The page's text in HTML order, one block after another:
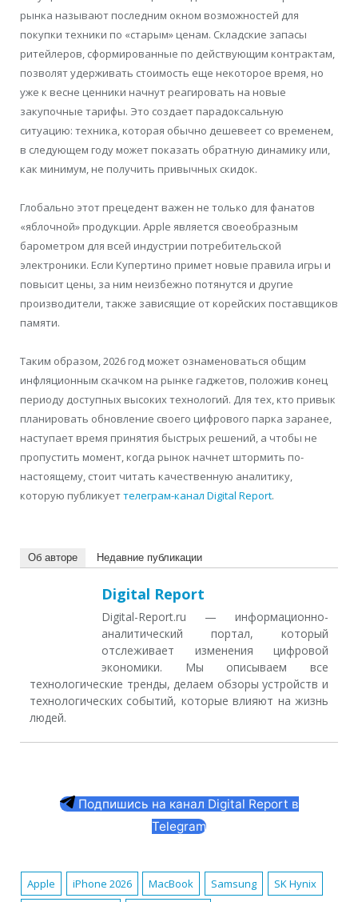
рынка называют последним окном возможностей для
покупки техники по «старым» ценам. Складские запасы
ритейлеров, сформированные по действующим контрактам,
позволят удерживать стоимость еще некоторое время, но
уже к весне ценники начнут реагировать на новые
закупочные тарифы. Это создает парадоксальную
ситуацию: техника, которая обычно дешевеет со временем,
в следующем году может показать обратную динамику или,
как минимум, не получить привычных скидок.
Глобально этот прецедент важен не только для фанатов
«яблочной» продукции. Apple является своеобразным
барометром для всей индустрии потребительской
электроники. Если Купертино примет новые правила игры и
повысит цены, за ним неизбежно потянутся и другие
производители, также зависящие от корейских поставщиков
памяти.
Таким образом, 2026 год может ознаменоваться общим
инфляционным скачком на рынке гаджетов, положив конец
периоду доступных высоких технологий. Для тех, кто привык
планировать обновление своего цифрового парка заранее,
наступает время принятия быстрых решений, а чтобы не
пропустить момент, когда рынок начнет штормить по-
настоящему, стоит читать качественную аналитику,
которую публикуеттелеграм-канал Digital Report.
Об авторе Недавние публикации
Digital Report
Digital-Report.ru — информационно-
аналитический портал, который
отслеживает изменения цифровой
экономики. Мы описываем все
технологические тренды, делаем обзоры устройств и
технологических событий, которые влияют на жизнь
людей.
Подпишись на канал Digital Report в
Telegram
Apple iPhone 2026 MacBook Samsung
SK Hynix